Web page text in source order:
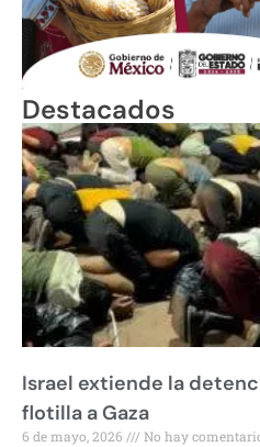
Destacados
Israel extiende la
flotilla a Gaza
6 de mayo, 2026 No hay